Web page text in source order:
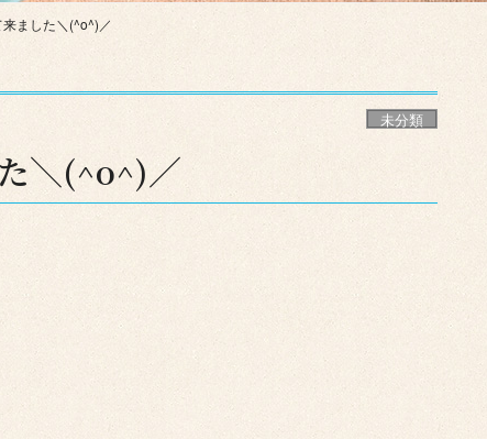
ました＼(^o^)／
未分類
＼(^o^)／